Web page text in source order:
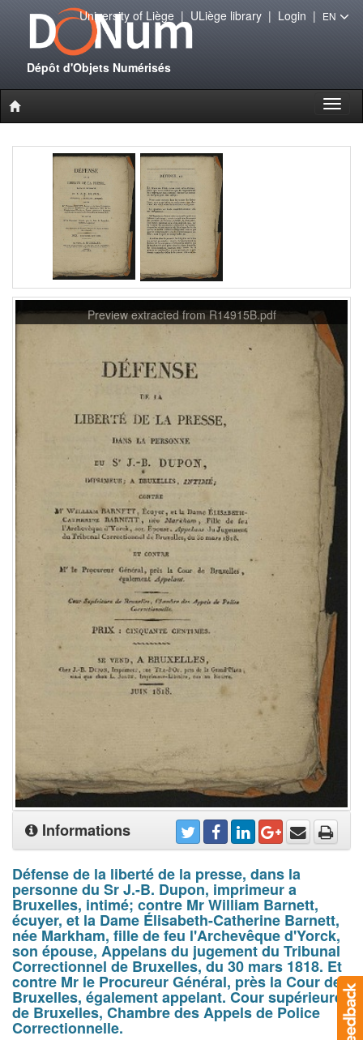
Dépôt d'Objets Numérisés
University of Liège| ULiège library| Login | EN
Preview extracted from R14915B.pdf
Informations
Défense de la liberté de la presse, dans la
personne du Sr J.-B. Dupon, imprimeur a
Bruxelles, intimé; contre Mr William Barnett,
écuyer, et la Dame Élisabeth-Catherine Barnett,
née Markham, fille de feu l'Archevêque d'Yorck,
son épouse, Appelans du jugement du Tribunal
Correctionnel de Bruxelles, du 30 mars 1818. Et
contre Mr le Procureur Général, près la Cour de
Bruxelles, également appelant. Cour supérieure
de Bruxelles, Chambre des Appels de Police
Correctionnelle.